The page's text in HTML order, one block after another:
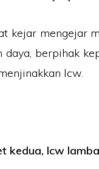
kejar mengejar
berpihak
lcw.
kedua, lcw